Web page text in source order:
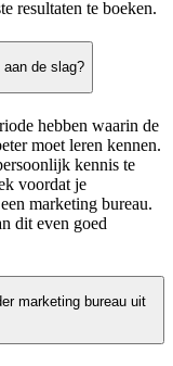
resultaten te boeken.
aan de slag?
hebben waarin de
moet leren kennen.
kennis te
voordat je
marketing bureau.
dit even goed
marketing bureau uit